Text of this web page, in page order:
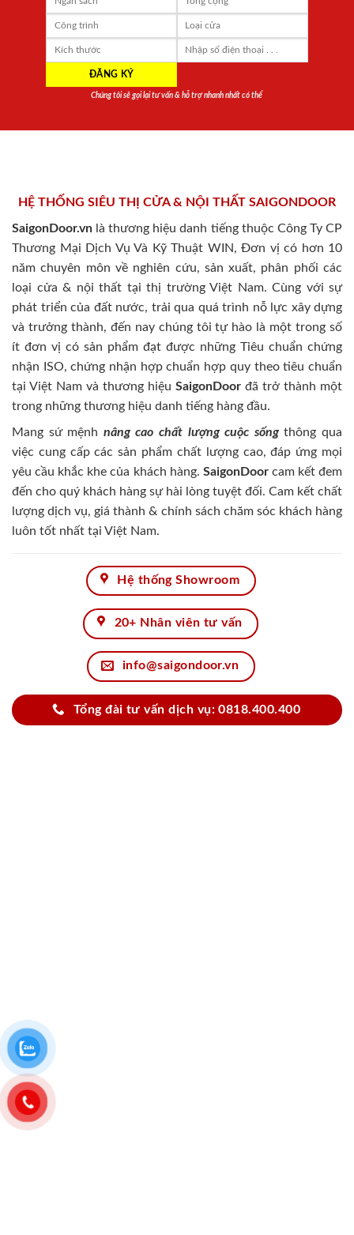
Chúng tôi sẽ gọi lại tư vấn & hỗ trợ nhanh nhất có thể
HỆ THỐNG SIÊU THỊ CỬA & NỘI THẤT SAIGONDOOR
SaigonDoor.vn là thương hiệu danh tiếng thuộc Công Ty CP
Thương Mại Dịch Vụ Và Kỹ Thuật WIN, Đơn vị có hơn 10
năm chuyên môn về nghiên cứu, sản xuất, phân phối các
loại cửa & nội thất tại thị trường Việt Nam. Cùng với sự
phát triển của đất nước, trải qua quá trình nỗ lực xây dựng
và trưởng thành, đến nay chúng tôi tự hào là một trong số
ít đơn vị có sản phẩm đạt được những Tiêu chuẩn chứng
nhận ISO, chứng nhận hợp chuẩn hợp quy theo tiêu chuẩn
tại Việt Nam và thương hiệu SaigonDoor đã trở thành một
trong những thương hiệu danh tiếng hàng đầu.
Mang sứ mệnh nâng cao chất lượng cuộc sốngthông qua
việc cung cấp các sản phẩm chất lượng cao, đáp ứng mọi
yêu cầu khắc khe của khách hàng. SaigonDoorcam kết đem
đến cho quý khách hàng sự hài lòng tuyệt đối. Cam kết chất
lượng dịch vụ, giá thành & chính sách chăm sóc khách hàng
luôn tốt nhất tại Việt Nam.
Hệ thống Showroom
20+ Nhân viên tư vấn
info@saigondoor.vn
Tổng đài tư vấn dịch vụ: 0818.400.400